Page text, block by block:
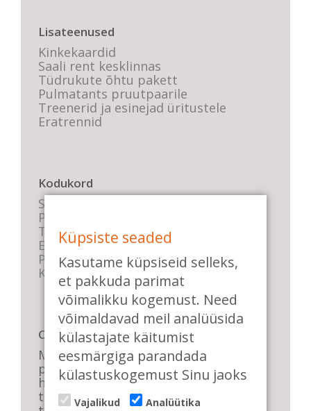
Lisateenused
Kinkekaardid
Saali rent kesklinnas
Tüdrukute õhtu pakett
Pulmatants pruutpaarile
Treenerid ja esinejad üritustele
Eratrennid
Kodukord
Stuudio sisekord
Privaatsustingimused
Tasemete kirjeldused
E-poe tingimused
Parkimise info
KKK
Casa de Baile
Me pühendume lõbusale olemisele,
positiivsele seltskonnale ja
huvitavatele ning kasulikele
tantsudele. Kui mõnes meie
Küpsiste seaded
Kasutame küpsiseid selleks,
et pakkuda parimat
võimalikku kogemust. Need
võimaldavad meil analüüsida
külastajate käitumist
eesmärgiga parandada
külastuskogemust Sinu jaoks
Vajalikud Analüütika